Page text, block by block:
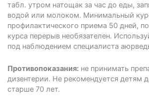
табл. утром натощак за час до еды,
водой или молоком. Минимальный
профилактического приема 50 дней,
курса перерыв необязателен.
под наблюдением специалиста
Противопоказания:не принимать
дизентерии. Не рекомендуется детям
старше 70 лет.